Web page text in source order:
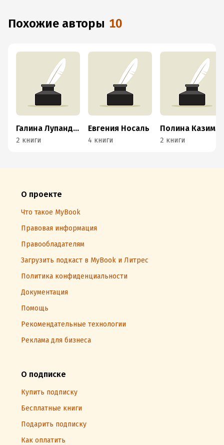
Похожие авторы 10
Галина Лупандина-Болотова
2 книги
Евгения Носаль
4 книги 2 книги
О проекте
Что такое MyBook
Правовая информация
Правообладателям
Загрузить подкаст в MyBook и Литрес
Политика конфиденциальности
Документация
Помощь
Рекомендательные технологии
Реклама для бизнеса
О подписке
Купить подписку
Бесплатные книги
Подарить подписку
Как оплатить